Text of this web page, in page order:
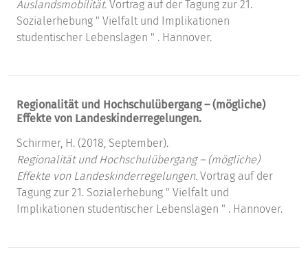
Auslandsmobilität. Vortrag auf der Tagung zur 21.
Sozialerhebung " Vielfalt und Implikationen
studentischer Lebenslagen " . Hannover.
Regionalität und Hochschulübergang – (mögliche)
Effekte von Landeskinderregelungen.
Schirmer, H. (2018, September).
Regionalität und Hochschulübergang – (mögliche)
Effekte von Landeskinderregelungen. Vortrag auf der
Tagung zur 21. Sozialerhebung " Vielfalt und
Implikationen studentischer Lebenslagen " . Hannover.